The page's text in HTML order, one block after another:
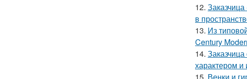
12.
в
13. Из
Century
14.
характером и